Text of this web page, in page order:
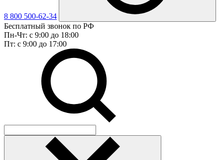
8 800 500-62-34
Бесплатный звонок по РФ
Пн-Чт: с 9:00 до 18:00
Пт: с 9:00 до 17:00